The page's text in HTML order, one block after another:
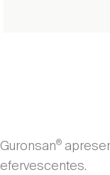
Guronsan®
efervescentes.